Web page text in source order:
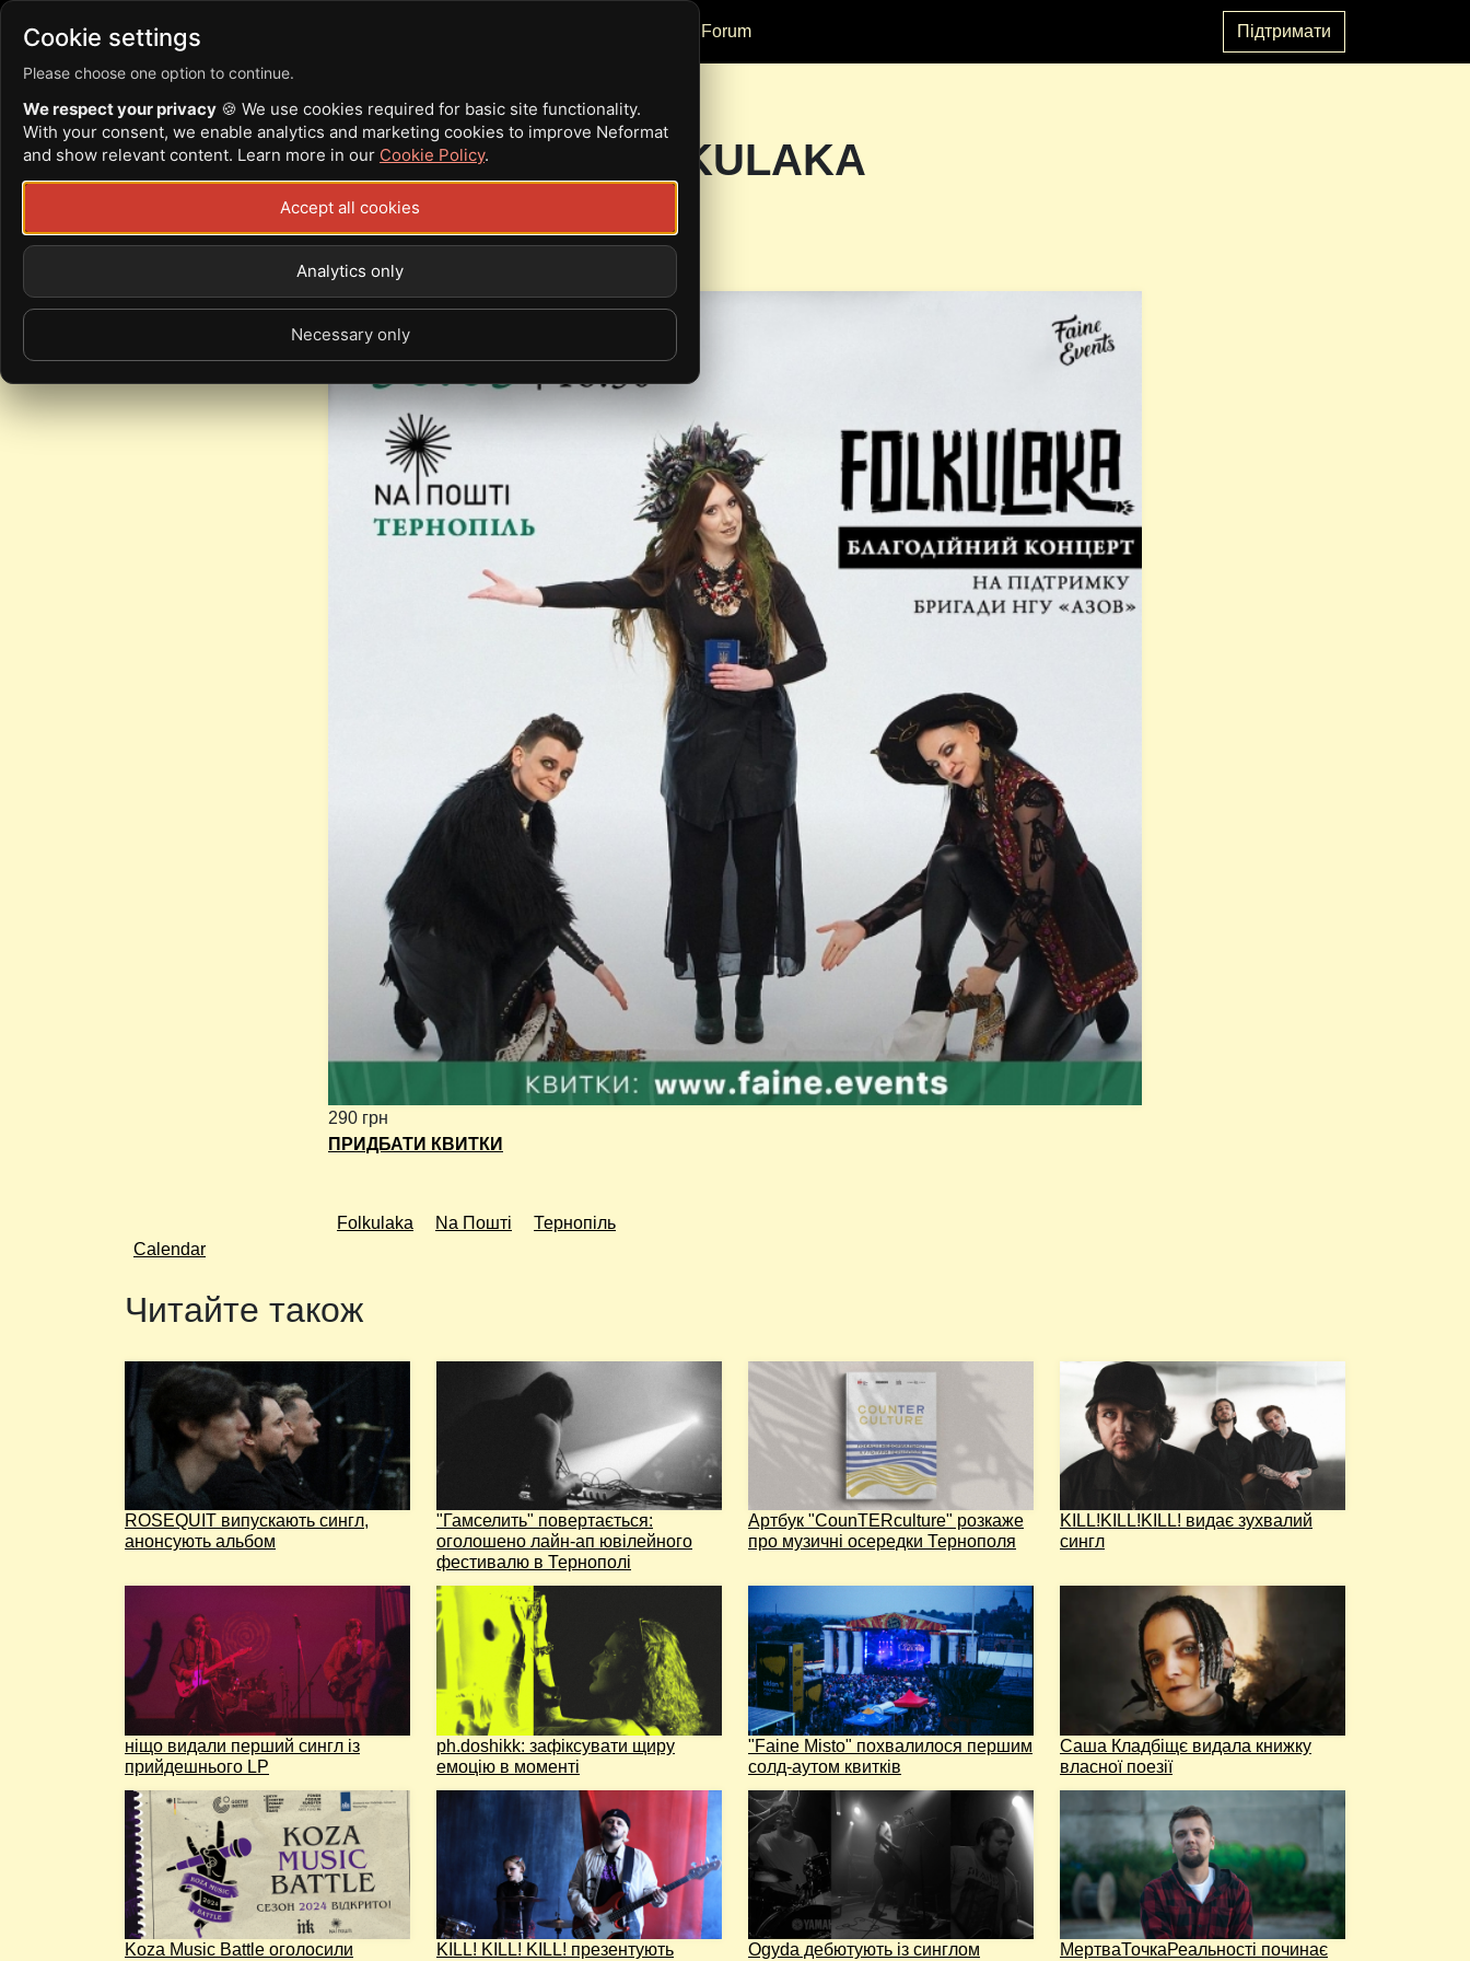
Forum Підтримати
30.03 | ТЕРНОПІЛЬ | FOLKULAKA
Sat, 30.03.24 - 06:30
Na Пошті
290 грн
ПРИДБАТИ КВИТКИ
Folkulaka Na Пошті
Тернопіль
Calendar
Читайте також
ROSEQUIT випускають сингл,
анонсують альбом
"Гамселить" повертається:
оголошено лайн-ап ювілейного
фестивалю в Тернополі
Артбук "СounTERculture" розкаже
про музичні осередки Тернополя
KILL!KILL!KILL! видає зухвалий
сингл
ніщо видали перший сингл із
прийдешнього LP
ph.doshikk: зафіксувати щиру
емоцію в моменті
"Faine Misto" похвалилося першим
солд-аутом квитків
Саша Кладбіщє видала книжку
власної поезії
Koza Music Battle оголосили KILL! KILL! KILL! презентують Ogyda дебютують із синглом МертваТочкаРеальності починає
Cookie settings
Please choose one option to continue.
We respect your privacy 🍪 We use cookies required for basic site functionality.
With your consent, we enable analytics and marketing cookies to improve Neformat
and show relevant content. Learn more in our Cookie Policy.
Accept all cookies
Analytics only
Necessary only